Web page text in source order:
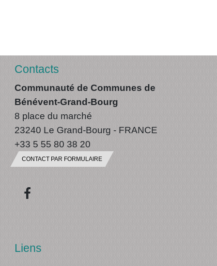
Contacts
Communauté de Communes de
Bénévent-Grand-Bourg
8 place du marché
23240 Le Grand-Bourg - FRANCE
+33 5 55 80 38 20
CONTACT PAR FORMULAIRE
Liens